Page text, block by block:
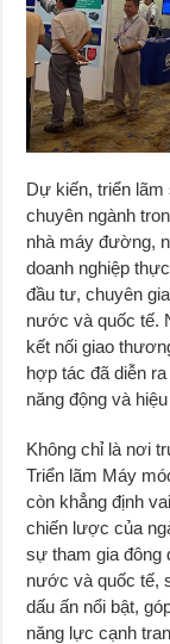
Dự kiến, triển lãm
chuyên ngành
nhà máy đường,
doanh nghiệp
đầu tư, chuyên
nước và quốc tế.
kết nối giao
hợp tác đã diễn
năng động và
Không chỉ là nơi
Triển lãm Máy
còn khẳng định
chiến lược của
sự tham gia đông
nước và quốc tế,
dấu ấn nổi bật,
năng lực cạnh